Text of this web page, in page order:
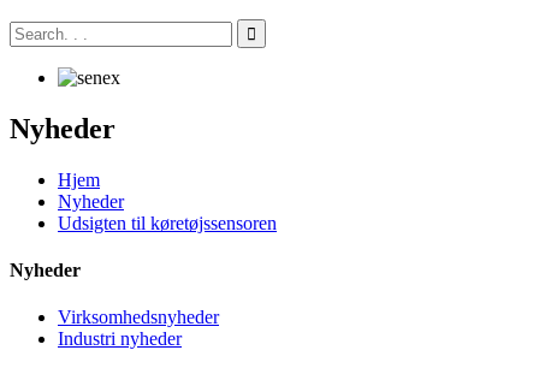
Nyheder
Hjem
Nyheder
Udsigten til køretøjssensoren
Nyheder
Virksomhedsnyheder
Industri nyheder